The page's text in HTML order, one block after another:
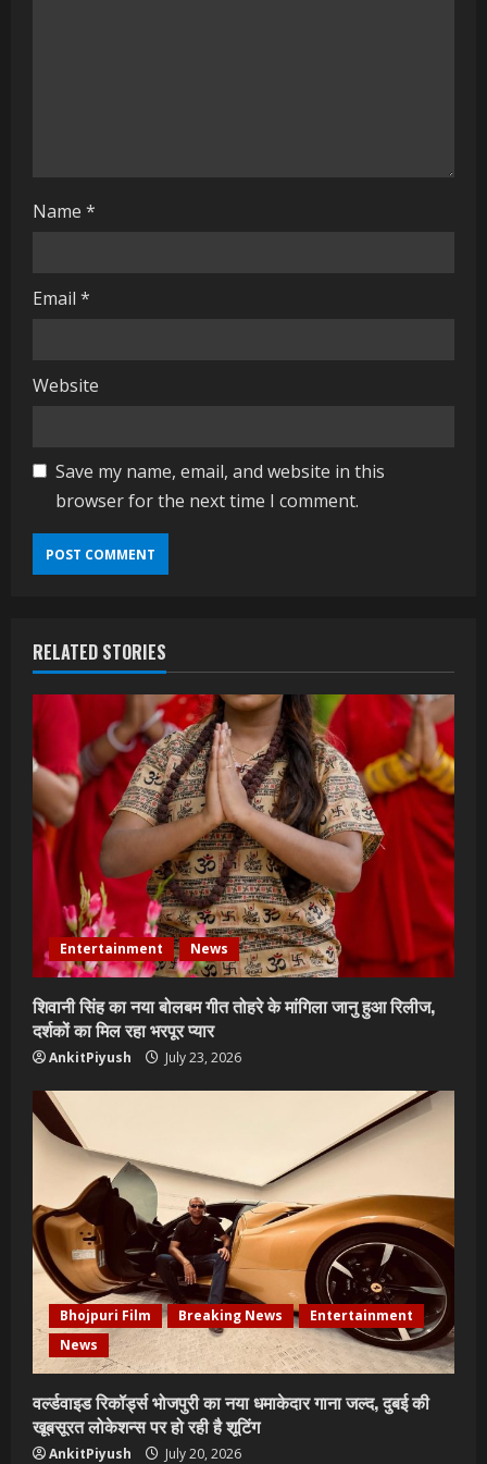
Name *
Email *
Website
Save my name, email, and website in this
browser for the next time I comment.
RELATED STORIES
Entertainment News
शिवानी सिंह का नया बोलबम गीत तोहरे के मांगिला जानु हुआ रिलीज,
दर्शकों का मिल रहा भरपूर प्यार
AnkitPiyush July 23, 2026
Bhojpuri Film Breaking News
Entertainment
News
वर्ल्डवाइड रिकॉर्ड्स भोजपुरी का नया धमाकेदार गाना जल्द, दुबई की
खूबसूरत लोकेशन्स पर हो रही है शूटिंग
AnkitPiyush July 20, 2026